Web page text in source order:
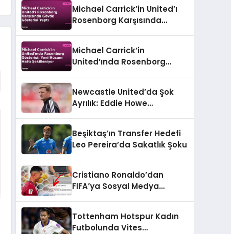
Michael Carrick’in United’ı
Rosenborg Karşısında
Michael Carrick’in
United’ında Rosenborg
Newcastle United’da Şok
Ayrılık: Eddie Howe
Beşiktaş’ın Transfer Hedefi
Leo Pereira’da Sakatlık Şoku
Cristiano Ronaldo’dan
FIFA’ya Sosyal Medya
Tottenham Hotspur Kadın
Futbolunda Vites